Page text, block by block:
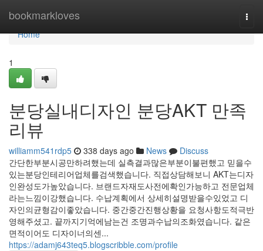
bookmarkloves
Home
Home
1
분당실내디자인 분당AKT 만족
리뷰
williamm541rdp5 338 days ago News
Discuss
간단한부분시공만하려했는데 실측결과많은부분이불편했고 믿을수
있는분당인테리어업체를검색했습니다. 직접상담해보니 AKT는디자
인완성도가높았습니다. 브랜드자재도사전에확인가능하고 전문업체
라는느낌이강했습니다. 수납계획에서 상세히설명받을수있었고 디
자인의균형감이좋았습니다. 중간중간진행상황을 요청사항도적극반
영해주셨고. 끝까지기억에남는건 조명과수납의조화였습니다. 같은
면적이어도 디자이너의센...
https://adamj643teq5.blogscribble.com/profile